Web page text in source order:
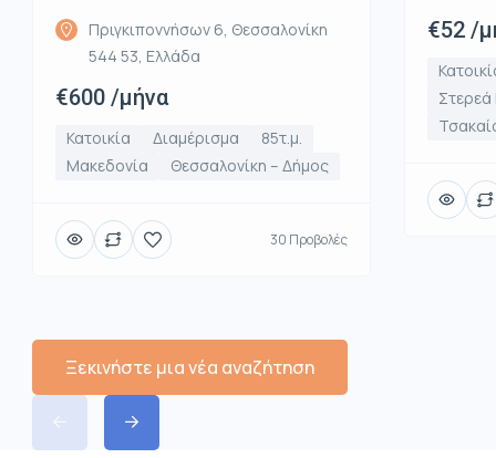
Πριγκιποννήσων 6, Θεσσαλονίκη
544 53, Ελλάδα
€600 /μήνα
Κατοικία Διαμέρισμα
85τ.μ.
Μακεδονία
Θεσσαλονίκη – Δήμος
30 Προβολές
€52 /
Ξεκινήστε μια νέα αναζήτηση